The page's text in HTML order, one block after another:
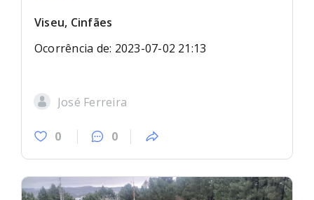
Viseu, Cinfães
Ocorrência de: 2023-07-02 21:13
José Ferreira
0 0